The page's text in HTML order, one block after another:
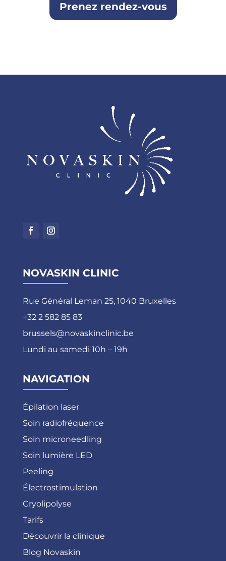
Prenez rendez-vous
NOVASKIN CLINIC
Rue Général Leman 25, 1040 Bruxelles
+32 2 582 85 83
brussels@novaskinclinic.be
Lundi au samedi 10h – 19h
NAVIGATION
Épilation laser
Soin radiofréquence
Soin microneedling
Soin lumière LED
Peeling
Électrostimulation
Cryolipolyse
Tarifs
Découvrir la clinique
Blog Novaskin